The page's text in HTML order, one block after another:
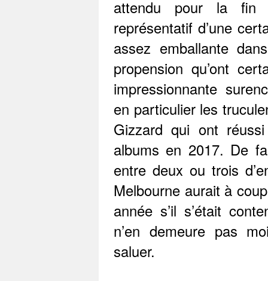
attendu pour la fin
représentatif d’une
assez emballante
propension qu’ont
impressionnante
en particulier les
Gizzard qui ont
albums en 2017. De
entre deux ou trois
Melbourne aurait à
année s’il s’était
n’en demeure pas
saluer.